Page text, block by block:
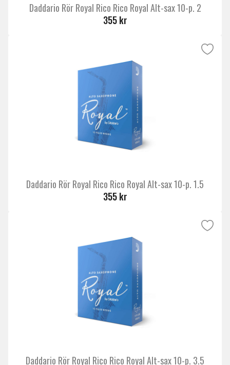
Daddario Rör Royal Rico Rico Royal Alt-sax 10-p. 2
355 kr
Daddario Rör Royal Rico Rico Royal Alt-sax 10-p. 1.5
355 kr
Daddario Rör Royal Rico Rico Royal Alt-sax 10-p. 3.5